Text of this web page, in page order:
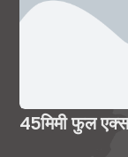
45मिमी फुल